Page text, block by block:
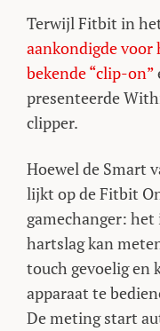
Terwijl Fitbit in
aankondigde voor
bekende “clip-on”
presenteerde
clipper.
Hoewel de Smart
lijkt op de Fitbit
gamechanger:
hartslag kan
touch gevoelig en
apparaat te
De meting start